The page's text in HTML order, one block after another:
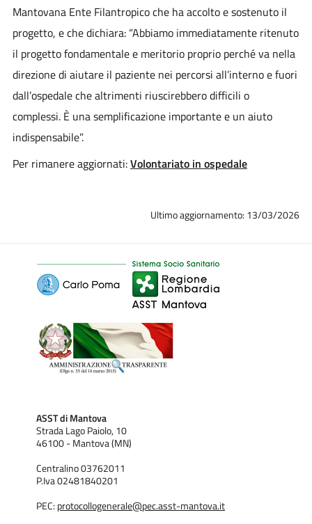
Mantovana Ente Filantropico che ha accolto e sostenuto il
progetto, e che dichiara: “Abbiamo immediatamente ritenuto
il progetto fondamentale e meritorio proprio perché va nella
direzione di aiutare il paziente nei percorsi all’interno e fuori
dall’ospedale che altrimenti riuscirebbero difficili o
complessi. È una semplificazione importante e un aiuto
indispensabile”.
Per rimanere aggiornati:Volontariato in ospedale
Ultimo aggiornamento: 13/03/2026
ASST di Mantova
Strada Lago Paiolo, 10
46100 - Mantova (MN)
Centralino 03762011
P.Iva 02481840201
PEC: protocollogenerale@pec.asst-mantova.it